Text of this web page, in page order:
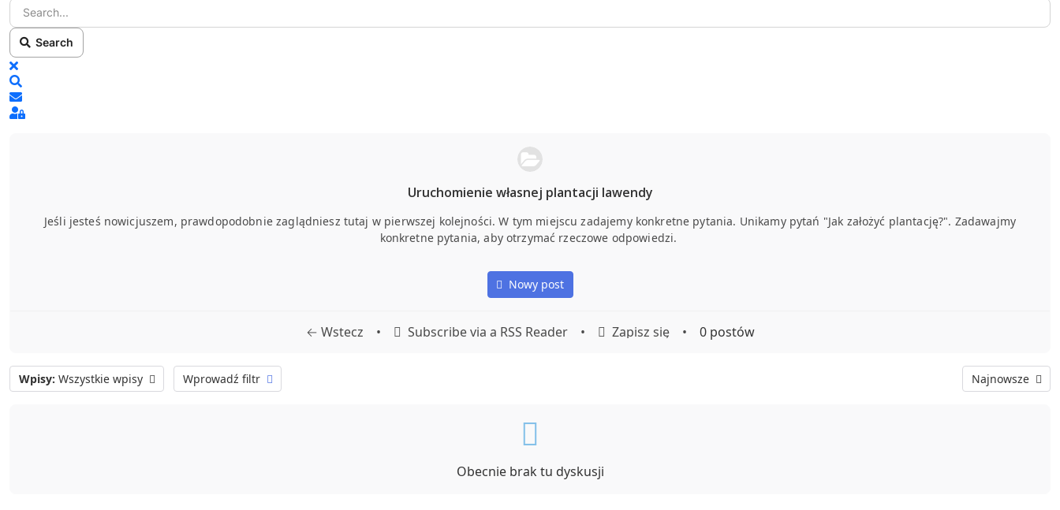
Search
x
Sign In
Uruchomienie własnej plantacji lawendy
Jeśli jesteś nowicjuszem, prawdopodobnie zaglądniesz tutaj w pierwszej kolejności. W tym miejscu zadajemy konkretne pytania. Unikamy pytań "Jak założyć plantację?". Zadawajmy
konkretne pytania, aby otrzymać rzeczowe odpowiedzi.
Nowy post
← Wstecz • Subscribe via a RSS Reader • Zapisz się • 0 postów
Wpisy: Wszystkie wpisy Wprowadź filtr Najnowsze
Obecnie brak tu dyskusji